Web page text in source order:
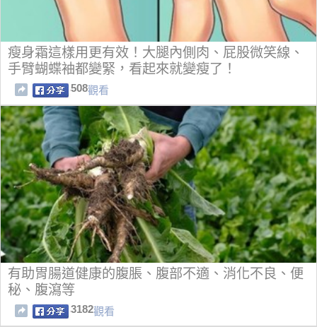
瘦身霜這樣用更有效！大腿內側肉、屁股微笑線、
手臂蝴蝶袖都變緊，看起來就變瘦了！
508觀看
有助胃腸道健康的腹脹、腹部不適、消化不良、便
秘、腹瀉等
3182觀看